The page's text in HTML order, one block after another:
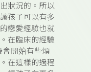
狀況的。所以
孩子可以有多
戀愛經驗也就
在臨床的經驗
會開始有些煩
在這樣的過程